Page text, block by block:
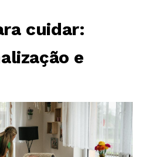
cuidar:
e